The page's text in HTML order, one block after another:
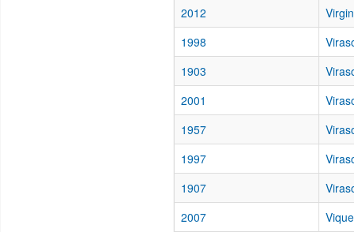
2012
1998
1903
2001
1957
1997
1907
2007